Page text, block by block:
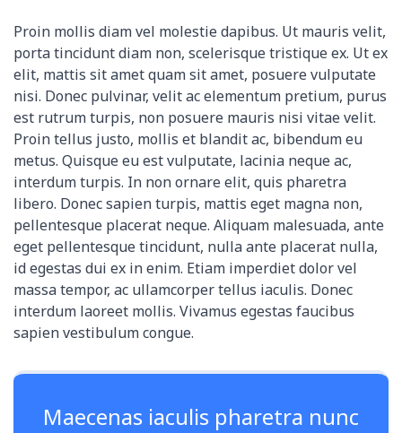
Proin mollis diam vel molestie dapibus. Ut mauris velit,
porta tincidunt diam non, scelerisque tristique ex. Ut ex
elit, mattis sit amet quam sit amet, posuere vulputate
nisi. Donec pulvinar, velit ac elementum pretium, purus
est rutrum turpis, non posuere mauris nisi vitae velit.
Proin tellus justo, mollis et blandit ac, bibendum eu
metus. Quisque eu est vulputate, lacinia neque ac,
interdum turpis. In non ornare elit, quis pharetra
libero. Donec sapien turpis, mattis eget magna non,
pellentesque placerat neque. Aliquam malesuada, ante
eget pellentesque tincidunt, nulla ante placerat nulla,
id egestas dui ex in enim. Etiam imperdiet dolor vel
massa tempor, ac ullamcorper tellus iaculis. Donec
interdum laoreet mollis. Vivamus egestas faucibus
sapien vestibulum congue.
Maecenas iaculis pharetra nunc